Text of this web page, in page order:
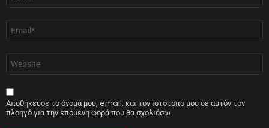
Email
Ιστότοπος
Αποθήκευσε το όνομά μου, email, και τον ιστότοπο μου σε αυτόν τον
πλοηγό για την επόμενη φορά που θα σχολιάσω.